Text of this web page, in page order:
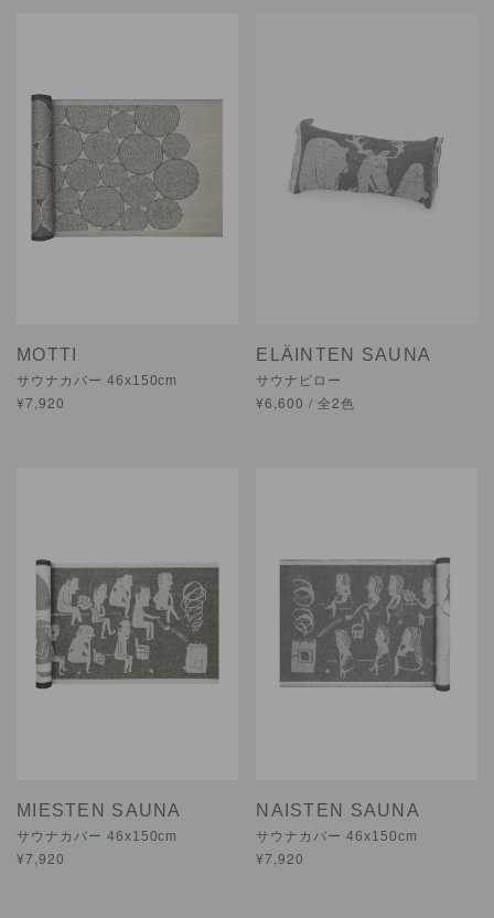
MOTTI
サウナカバー 46x150cm
¥7,920
ELÄINTEN SAUNA
サウナピロー
¥6,600 / 全2色
MIESTEN SAUNA
サウナカバー 46x150cm
¥7,920
NAISTEN SAUNA
サウナカバー 46x150cm
¥7,920